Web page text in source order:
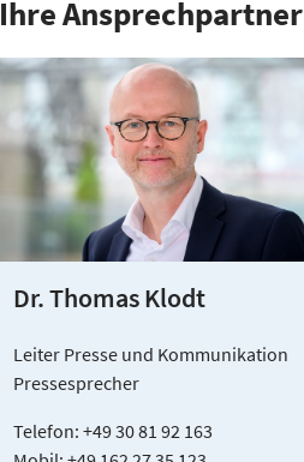
Ihre Ansprech­partner
Dr. Thomas Klodt
Leiter Presse und Kommunikation
Pressesprecher
Telefon: +49 30 81 92 163